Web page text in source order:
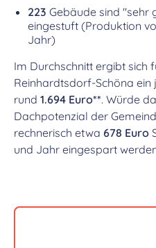
223 Gebäude sind "sehr
eingestuft (Produktion
Jahr)
Im Durchschnitt ergibt sich
Reinhardtsdorf-Schöna ein
rund 1.694 Euro**. Würde
Dachpotenzial der
rechnerisch etwa 678 Euro
und Jahr eingespart